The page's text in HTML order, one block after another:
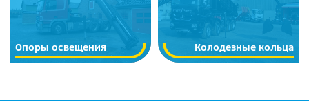
Опоры освещения Колодезные кольца